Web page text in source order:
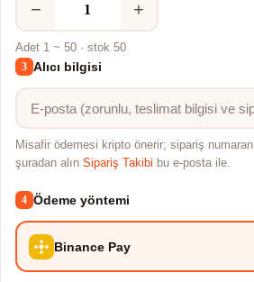
− +
Adet 1 ~ 50 · stok 50
3 Alıcı bilgisi
Misafir ödemesi kripto önerir; sipariş
şuradan alın Sipariş Takibi bu e-posta ile.
4 Ödeme yöntemi
Binance Pay